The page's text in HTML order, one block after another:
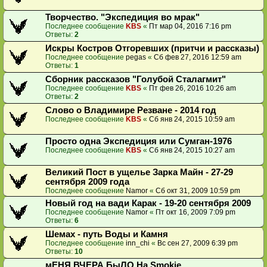
Творчество. "Экспедиция во мрак"
Последнее сообщение KBS « Пт мар 04, 2016 7:16 pm
Ответы: 2
Искры Костров Отгоревших (притчи и рассказы)
Последнее сообщение pegas « Сб фев 27, 2016 12:59 am
Ответы: 1
Сборник рассказов "Голубой Сталагмит"
Последнее сообщение KBS « Пт фев 26, 2016 10:26 am
Ответы: 2
Слово о Владимире Резване - 2014 год
Последнее сообщение KBS « Сб янв 24, 2015 10:59 am
Просто одна Экспедиция или Сумган-1976
Последнее сообщение KBS « Сб янв 24, 2015 10:27 am
Великий Пост в ущелье Зарка Майн - 27-29
сентября 2009 года
Последнее сообщение Namor « Сб окт 31, 2009 10:59 pm
Новый год на вади Карак - 19-20 сентября 2009
Последнее сообщение Namor « Пт окт 16, 2009 7:09 pm
Ответы: 6
Шемах - путь Воды и Камня
Последнее сообщение inn_chi « Вс сен 27, 2009 6:39 pm
Ответы: 10